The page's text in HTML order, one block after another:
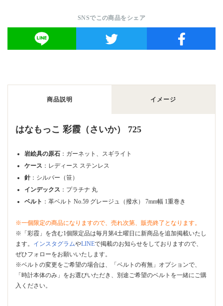
SNSでこの商品をシェア
商品説明 イメージ
はなもっこ 彩霞（さいか） 725
岩絵具の原石 ：ガーネット、スギライト
ケース ：レディース ステンレス
針：シルバー（笹）
インデックス ：プラチナ 丸
ベルト ：革ベルト No.59 グレージュ（撥水） 7mm幅 1重巻き
※一個限定の商品になりますので、売れ次第、販売終了となります。
※「彩霞」を含む1個限定品は毎月第4土曜日に新商品を追加掲載いたし
ます。 インスタグラムやLINEで掲載のお知らせをしておりますので、
ぜひフォローをお願いいたします。
※ベルトの変更をご希望の場合は、「ベルトの有無」オプションで、
「時計本体のみ」をお選びいただき、別途ご希望のベルトを一緒にご購
入ください。